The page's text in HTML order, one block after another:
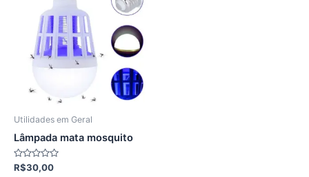
Utilidades em Geral
Lâmpada mata mosquito
Avaliação
R$30,00